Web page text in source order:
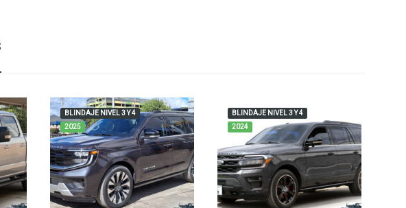
BLINDAJE NIVEL 3 Y 4
2025
BLINDAJE NIVEL 3 Y 4
2024